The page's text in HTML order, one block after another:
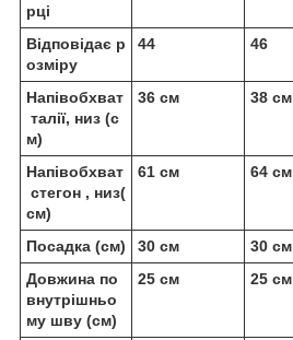
рці
Відповідає р
озміру
44 46
Напівобхват
талії, низ (с
м)
36 см 38 см
Напівобхват
стегон , низ(
см)
61 см 64 см
Посадка (см) 30 см 30 см
Довжина по
внутрішньо
му шву (см)
25 см 25 см